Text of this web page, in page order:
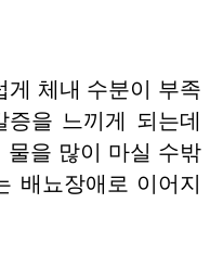
게 체내 수분이 부족
을 느끼게 되는데
물을 많이 마실 수밖
배뇨장애로 이어지